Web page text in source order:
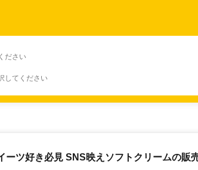
ださい
してください
ーツ好き必見 SNS映えソフトクリームの販